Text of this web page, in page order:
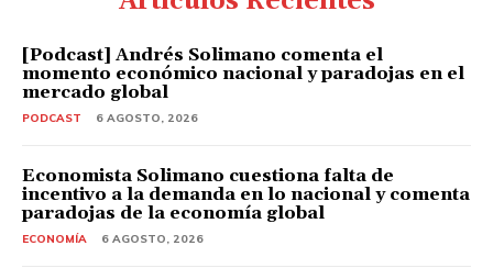
[Podcast] Andrés Solimano comenta el
momento económico nacional y paradojas en el
mercado global
PODCAST 6 AGOSTO, 2026
Economista Solimano cuestiona falta de
incentivo a la demanda en lo nacional y comenta
paradojas de la economía global
ECONOMÍA 6 AGOSTO, 2026